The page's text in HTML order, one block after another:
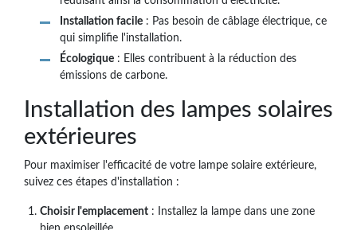
Installation facile : Pas besoin de câblage électrique, ce
qui simplifie l'installation.
Écologique : Elles contribuent à la réduction des
émissions de carbone.
Installation des lampes solaires
extérieures
Pour maximiser l'efficacité de votre lampe solaire extérieure,
suivez ces étapes d'installation :
Choisir l'emplacement : Installez la lampe dans une zone